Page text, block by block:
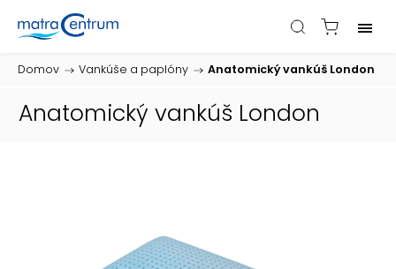
Domov / Vankúše a paplóny / Anatomický vankúš London
Anatomický vankúš London